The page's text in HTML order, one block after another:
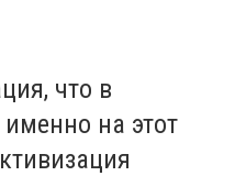
что в
на этот